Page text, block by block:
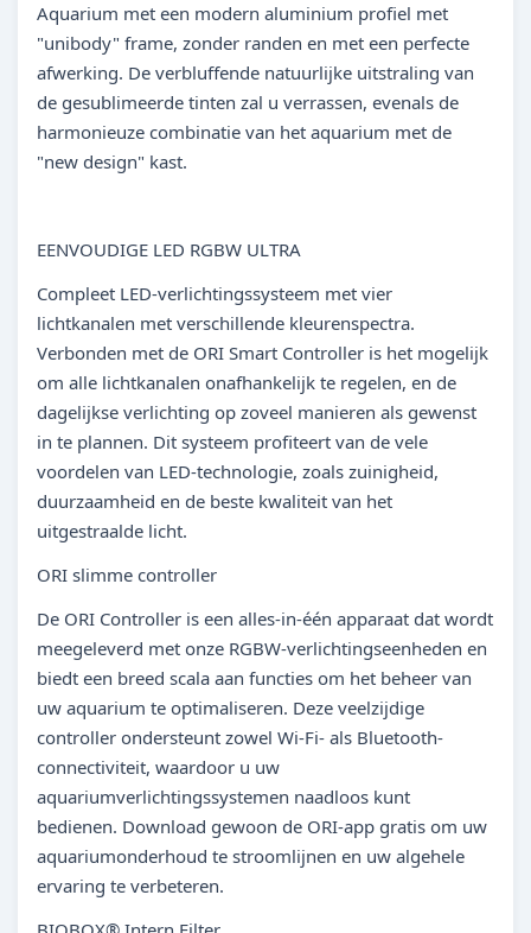
Aquarium met een modern aluminium profiel met
"unibody" frame, zonder randen en met een perfecte
afwerking. De verbluffende natuurlijke uitstraling van
de gesublimeerde tinten zal u verrassen, evenals de
harmonieuze combinatie van het aquarium met de
"new design" kast.
EENVOUDIGE LED RGBW ULTRA
Compleet LED-verlichtingssysteem met vier
lichtkanalen met verschillende kleurenspectra.
Verbonden met de ORI Smart Controller is het mogelijk
om alle lichtkanalen onafhankelijk te regelen, en de
dagelijkse verlichting op zoveel manieren als gewenst
in te plannen. Dit systeem profiteert van de vele
voordelen van LED-technologie, zoals zuinigheid,
duurzaamheid en de beste kwaliteit van het
uitgestraalde licht.
ORI slimme controller
De ORI Controller is een alles-in-één apparaat dat wordt
meegeleverd met onze RGBW-verlichtingseenheden en
biedt een breed scala aan functies om het beheer van
uw aquarium te optimaliseren. Deze veelzijdige
controller ondersteunt zowel Wi-Fi- als Bluetooth-
connectiviteit, waardoor u uw
aquariumverlichtingssystemen naadloos kunt
bedienen. Download gewoon de ORI-app gratis om uw
aquariumonderhoud te stroomlijnen en uw algehele
ervaring te verbeteren.